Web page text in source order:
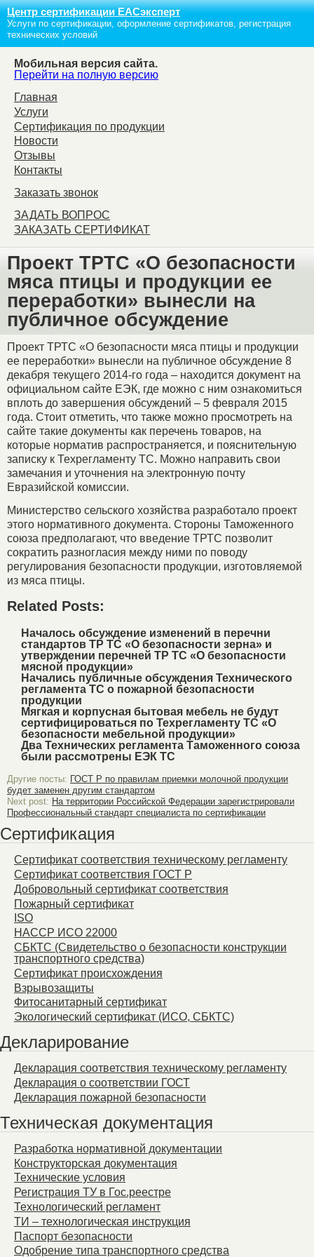
Центр сертификации ЕАСэксперт
Услуги по сертификации, оформление сертификатов, регистрация
технических условий
Мобильная версия сайта.
Перейти на полную версию
Главная
Услуги
Сертификация по продукции
Новости
Отзывы
Контакты
Заказать звонок
ЗАДАТЬ ВОПРОС
ЗАКАЗАТЬ СЕРТИФИКАТ
Проект ТРТС «О безопасности
мяса птицы и продукции ее
переработки» вынесли на
публичное обсуждение
Проект ТРТС «О безопасности мяса птицы и продукции
ее переработки» вынесли на публичное обсуждение 8
декабря текущего 2014-го года – находится документ на
официальном сайте ЕЭК, где можно с ним ознакомиться
вплоть до завершения обсуждений – 5 февраля 2015
года. Стоит отметить, что также можно просмотреть на
сайте такие документы как перечень товаров, на
которые норматив распространяется, и пояснительную
записку к Техрегламенту ТС. Можно направить свои
замечания и уточнения на электронную почту
Евразийской комиссии.
Министерство сельского хозяйства разработало проект
этого нормативного документа. Стороны Таможенного
союза предполагают, что введение ТРТС позволит
сократить разногласия между ними по поводу
регулирования безопасности продукции, изготовляемой
из мяса птицы.
Related Posts:
Началось обсуждение изменений в перечни
стандартов ТР ТС «О безопасности зерна» и
утверждении перечней ТР ТС «О безопасности
мясной продукции»
Начались публичные обсуждения Технического
регламента ТС о пожарной безопасности
продукции
Мягкая и корпусная бытовая мебель не будут
сертифицироваться по Техрегламенту ТС «О
безопасности мебельной продукции»
Два Технических регламента Таможенного союза
были рассмотрены ЕЭК ТС
Другие посты: ГОСТ Р по правилам приемки молочной продукции
будет заменен другим стандартом
Next post: На территории Российской Федерации зарегистрировали
Профессиональный стандарт специалиста по сертификации
Сертификация
Сертификат соответствия техническому регламенту
Сертификат соответствия ГОСТ Р
Добровольный сертификат соответствия
Пожарный сертификат
ISO
HACCP ИСО 22000
СБКТС (Свидетельство о безопасности конструкции
транспортного средства)
Сертификат происхождения
Взрывозащиты
Фитосанитарный сертификат
Экологический сертификат (ИСО, СБКТС)
Декларирование
Декларация соответствия техническому регламенту
Декларация о соответствии ГОСТ
Декларация пожарной безопасности
Техническая документация
Разработка нормативной документации
Конструкторская документация
Технические условия
Регистрация ТУ в Гос.реестре
Технологический регламент
ТИ – технологическая инструкция
Паспорт безопасности
Одобрение типа транспортного средства